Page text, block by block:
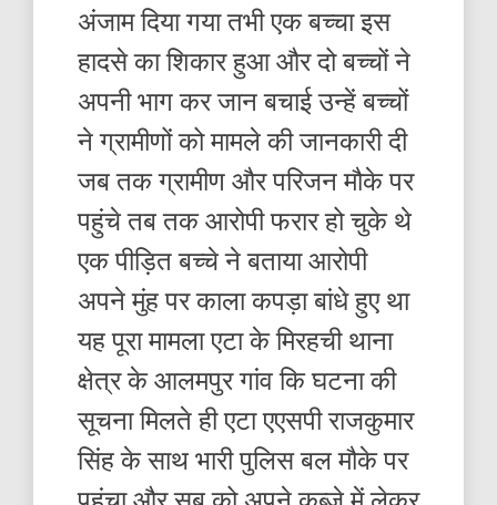
अंजाम दिया गया तभी एक बच्चा इस
हादसे का शिकार हुआ और दो बच्चों ने
अपनी भाग कर जान बचाई उन्हें बच्चों
ने ग्रामीणों को मामले की जानकारी दी
जब तक ग्रामीण और परिजन मौके पर
पहुंचे तब तक आरोपी फरार हो चुके थे
एक पीड़ित बच्चे ने बताया आरोपी
अपने मुंह पर काला कपड़ा बांधे हुए था
यह पूरा मामला एटा के मिरहची थाना
क्षेत्र के आलमपुर गांव कि घटना की
सूचना मिलते ही एटा एएसपी राजकुमार
सिंह के साथ भारी पुलिस बल मौके पर